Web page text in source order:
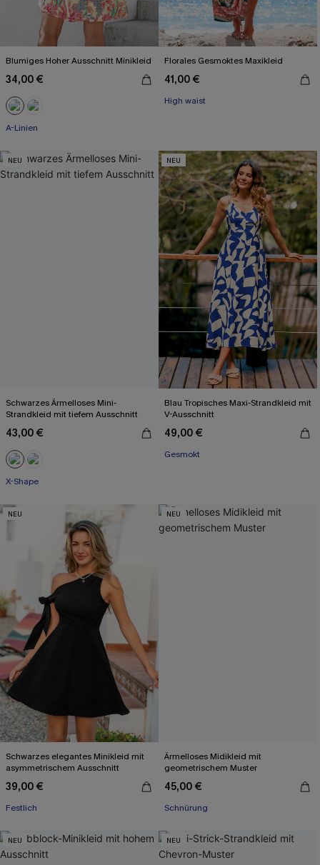
Blumiges Hoher Ausschnitt Minikleid
34,00 €
A-Linien
Florales Gesmoktes Maxikleid
41,00 €
High waist
NEU
Schwarzes Ärmelloses Mini-
Strandkleid mit tiefem Ausschnitt
43,00 €
X-Shape
NEU
Blau Tropisches Maxi-Strandkleid mit
V-Ausschnitt
49,00 €
Gesmokt
NEU
Schwarzes elegantes Minikleid mit
asymmetrischem Ausschnitt
39,00 €
Festlich
NEU
Ärmelloses Midikleid mit
geometrischem Muster
45,00 €
Schnürung
NEU NEU